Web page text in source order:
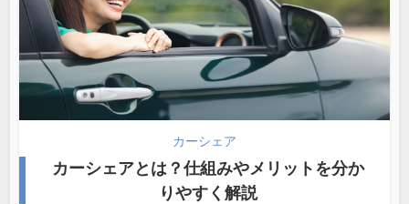
カーシェア
カーシェアとは？仕組みやメリットを分か
りやすく解説